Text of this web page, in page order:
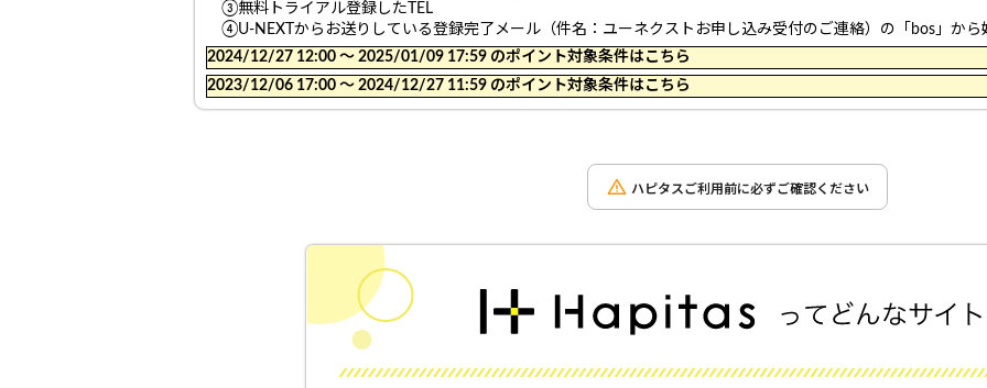
③無料トライアル登録したTEL
④U-NEXTからお送りしている登録完了メール（件名：ユーネクストお申し込み受付のご連絡）の「bos」から
2024/12/27 12:00 〜 2025/01/09 17:59 のポイント対象条件はこちら
2023/12/06 17:00 〜 2024/12/27 11:59 のポイント対象条件はこちら
ハピタスご利用前に必ずご確認ください